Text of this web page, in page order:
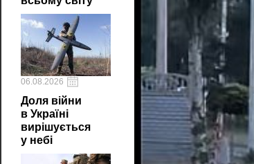
06.08.2026
Доля війни
в Україні
вирішується
у небі